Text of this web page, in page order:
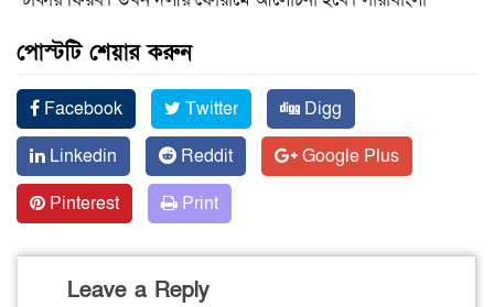
পোস্টটি শেয়ার করুন
Facebook Twitter
Digg
Linkedin
Reddit
Google Plus
Pinterest
Print
Leave a Reply